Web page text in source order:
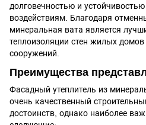
долговечностью и
воздействиям. Благодаря
минеральная вата является
теплоизоляции стен жилых
сооружений.
Преимущества
Фасадный утеплитель из
очень качественный
достоинств, однако наиболее